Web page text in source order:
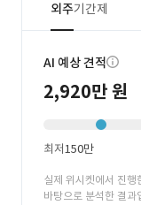
외주기간제
AI 예상 견적
2,920만 원
최저150만
실제 위시켓에서 진
바탕으로 분석한 결과